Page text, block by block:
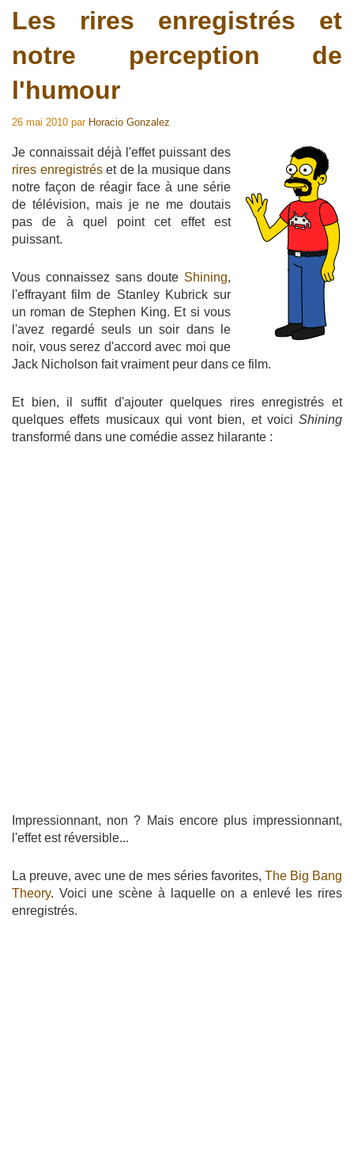
Les rires enregistrés et
notre perception de
l'humour
26 mai 2010 par Horacio Gonzalez
Je connaissait déjà l'effet puissant des
rires enregistréset de la musique dans
notre façon de réagir face à une série
de télévision, mais je ne me doutais
pas de à quel point cet effet est
puissant.
Vous connaissez sans doute Shining,
l'effrayant film de Stanley Kubrick sur
un roman de Stephen King. Et si vous
l'avez regardé seuls un soir dans le
noir, vous serez d'accord avec moi que
Jack Nicholson fait vraiment peur dans ce film.
Et bien, il suffit d'ajouter quelques rires enregistrés et
quelques effets musicaux qui vont bien, et voici Shining
transformé dans une comédie assez hilarante :
Impressionnant, non ? Mais encore plus impressionnant,
l'effet est réversible...
La preuve, avec une de mes séries favorites, The Big Bang
Theory. Voici une scène à laquelle on a enlevé les rires
enregistrés.